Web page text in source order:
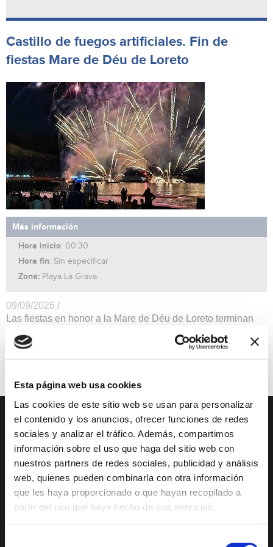
Esta página web usa cookies
Las cookies de este sitio web se usan para personalizar
el contenido y los anuncios, ofrecer funciones de redes
sociales y analizar el tráfico. Además, compartimos
información sobre el uso que haga del sitio web con
nuestros partners de redes sociales, publicidad y análisis
web, quienes pueden combinarla con otra información
que les haya proporcionado o que hayan recopilado a
partir del uso que haya hecho de sus servicios.
Castillo de fuegos artificiales. Fin de
fiestas Mare de Déu de Loreto
Más información
Hora inicio: 00:30
Hora fin: Sin especificar
Zona: Playa La Grava
09/09/2026 /
Las fiestas en honor a la Mare de Déu de Loreto terminan
piroacuático. ( La noche del martes día 8 )
DESCUBRE XÀBIA
Mirador Virtual
Cultura y Patrimonio
Paseo por Xàbia
Histórica
QUÉ HACER
Eventos todo el año
Camino del Alba
Actividades
deportivas